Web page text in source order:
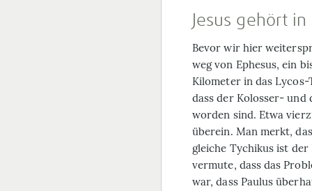
Jesus gehört
Bevor wir hier
weg von Ephesus, ein
Kilometer in das Lycos-
dass der Kolosser- und
worden sind. Etwa
überein. Man merkt,
gleiche Tychikus ist
vermute, dass das
war, dass Paulus